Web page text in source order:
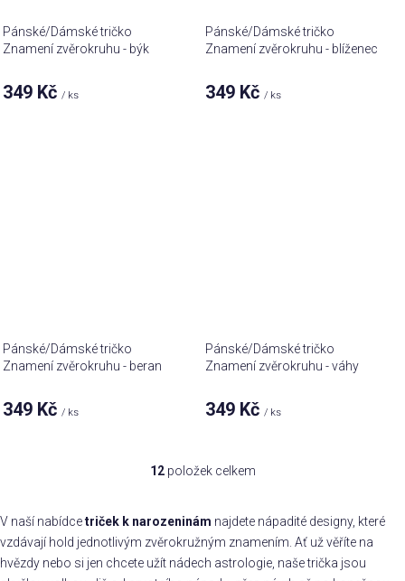
Pánské/Dámské tričko
Znamení zvěrokruhu - býk
349 Kč/ ks
Pánské/Dámské tričko
Znamení zvěrokruhu - blíženec
349 Kč/ ks
Pánské/Dámské tričko
Znamení zvěrokruhu - beran
349 Kč / ks
Pánské/Dámské tričko
Znamení zvěrokruhu - váhy
349 Kč / ks
O
l
á
d
12položek celkem
V naší nabídcetriček k narozeninám najdete nápadité designy, které
vzdávají hold jednotlivým zvěrokružným znamením. Ať už věříte na
hvězdy nebo si jen chcete užít nádech astrologie, naše trička jsou